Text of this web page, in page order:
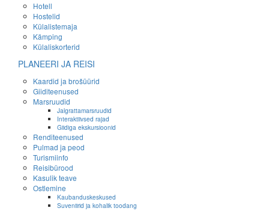
Hotell
Hostelid
Külalistemaja
Kämping
Külaliskorterid
PLANEERI JA REISI
Kaardid ja brošüürid
Giiditeenused
Marsruudid
Jalgrattamarsruudid
Interaktiivsed rajad
Giidiga ekskursioonid
Renditeenused
Pulmad ja peod
Turismiinfo
Reisibürood
Kasulik teave
Ostlemine
Kaubanduskeskused
Suveniirid ja kohalik toodang